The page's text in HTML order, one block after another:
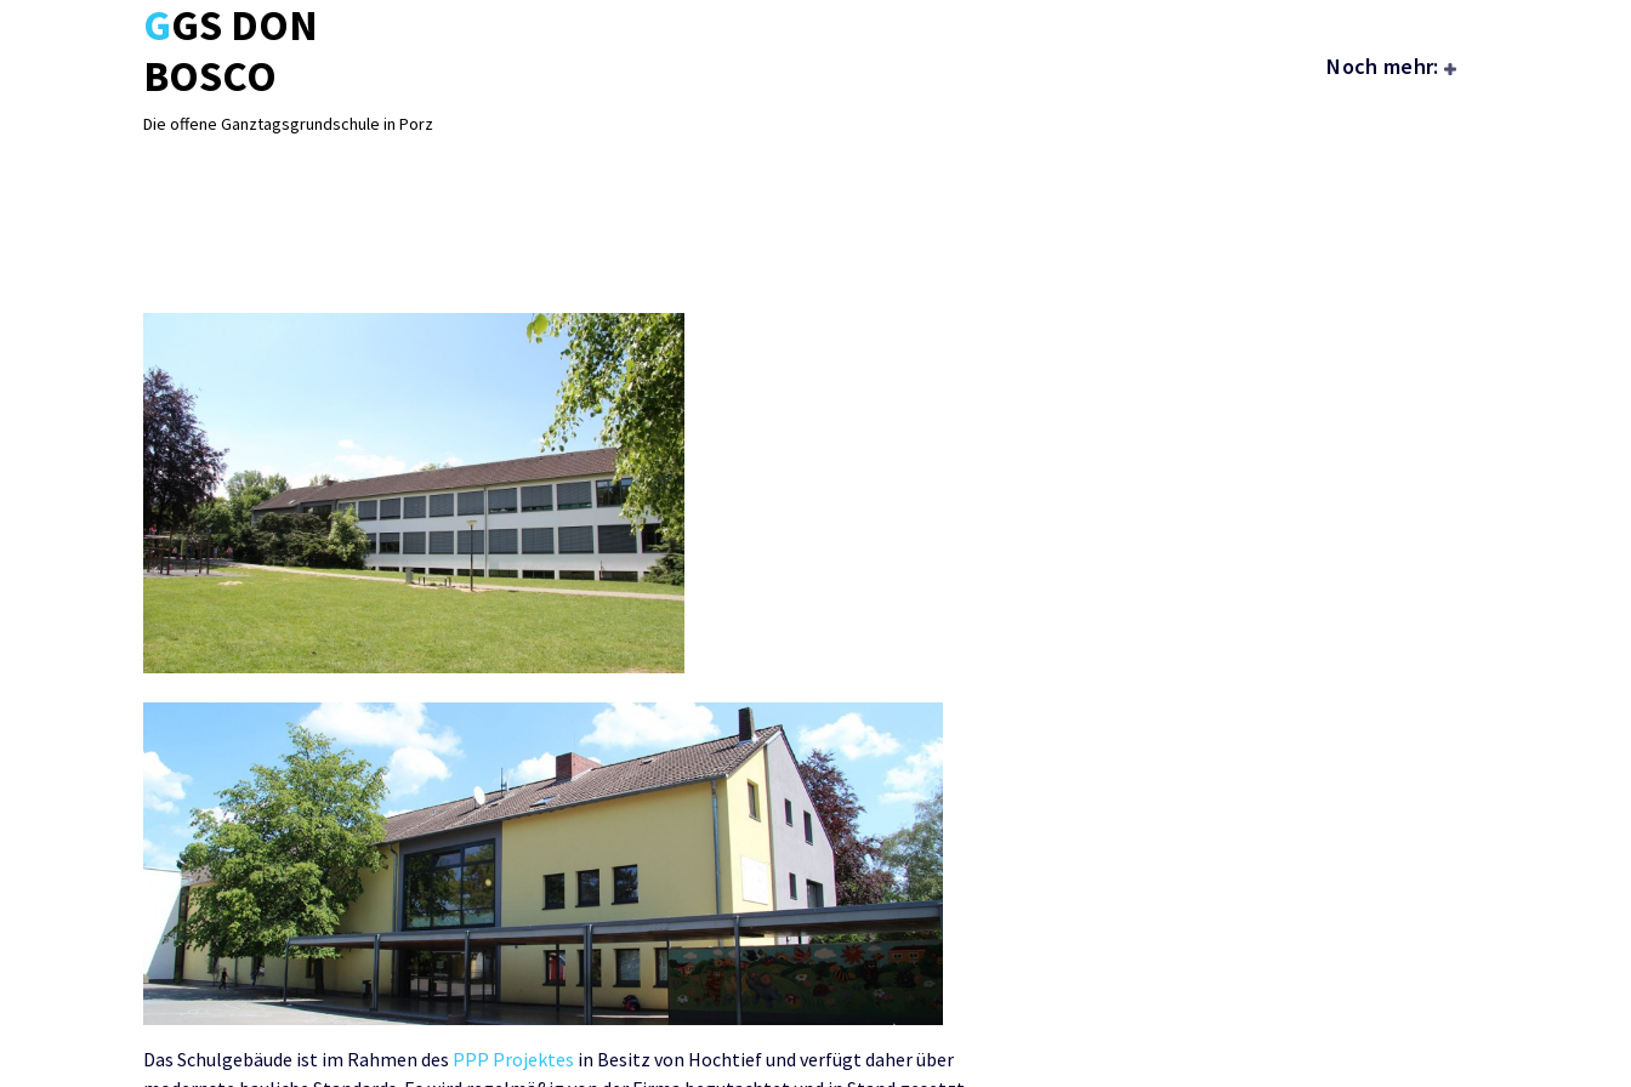
GGS DON
BOSCO
Die offene Ganztagsgrundschule in Porz
Noch mehr:
Das Schulgebäude ist im Rahmen des PPP Projektes in Besitz von Hochtief und verfügt daher über